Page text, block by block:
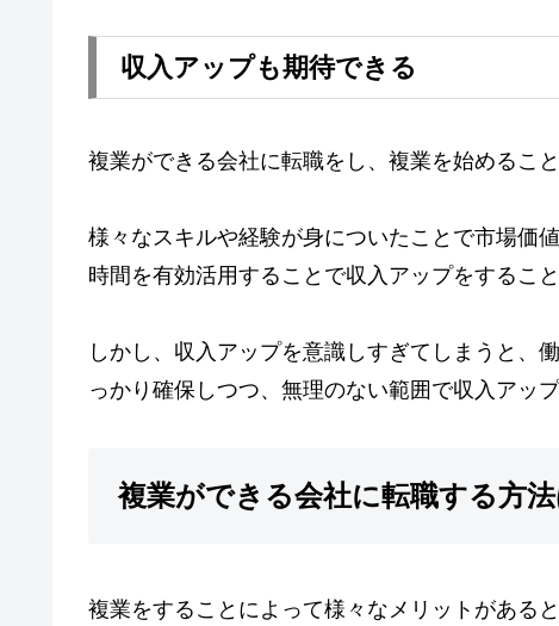
収入アップも期待できる
複業ができる会社に転職をし、複業を始めるこ
様々なスキルや経験が身についたことで市場価
時間を有効活用することで収入アップをすること
しかし、収入アップを意識しすぎてしまうと、
っかり確保しつつ、無理のない範囲で収入アッ
複業ができる会社に転職する方法
複業をすることによって様々なメリットがある